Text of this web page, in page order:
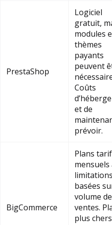
PrestaShop
Logiciel
gratuit,
modules
thèmes
payants
peuvent
Coûts
et de
prévoir.
BigCommerce
Plans
mensuels
limitations
basées
volume de
ventes.
plus chers